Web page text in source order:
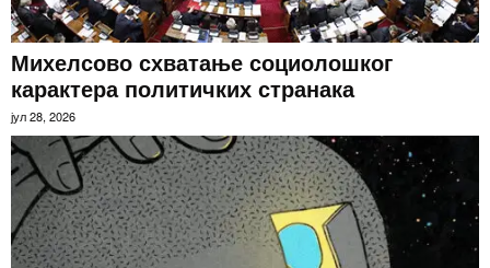
Михелсово схватање социолошког
карактера политичких странака
јул 28, 2026